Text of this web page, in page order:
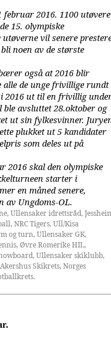
2016. 1100
15. olympiske
vil senere
noen av de største
også at 2016 blir
alle de unge frivillige rundt
2016 ut til en frivillig
avsluttet 28.oktober og
ut sin fylkesvinner.
plukket ut 5 kandidater
som deles ut på
2016 skal den olympiske
starter i
en måned senere,
av Ungdoms-OL.
Ullensaker idrettsråd,
NRC Tigers, Ull/Kisa
og turn, Ullensaker GK,
Øvre Romerike HIL,
Ullensaker skiklubb,
Skikrets, Norges